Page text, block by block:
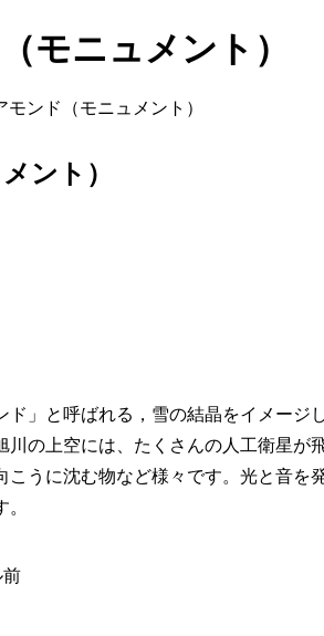
モニュメント）
ンド（モニュメント）
ント）
」と呼ばれる，雪の結晶をイメー
の上空には、たくさんの人工衛星
うに沈む物など様々です。光と音